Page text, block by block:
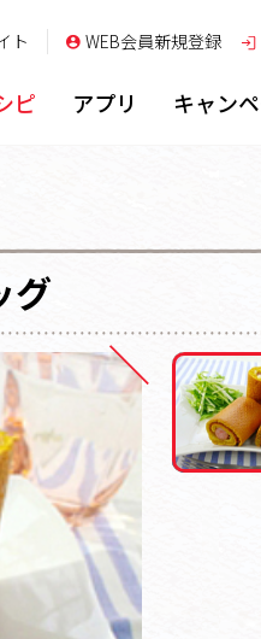
ト WEB会員新規登録
ピ アプリ キャン
グ